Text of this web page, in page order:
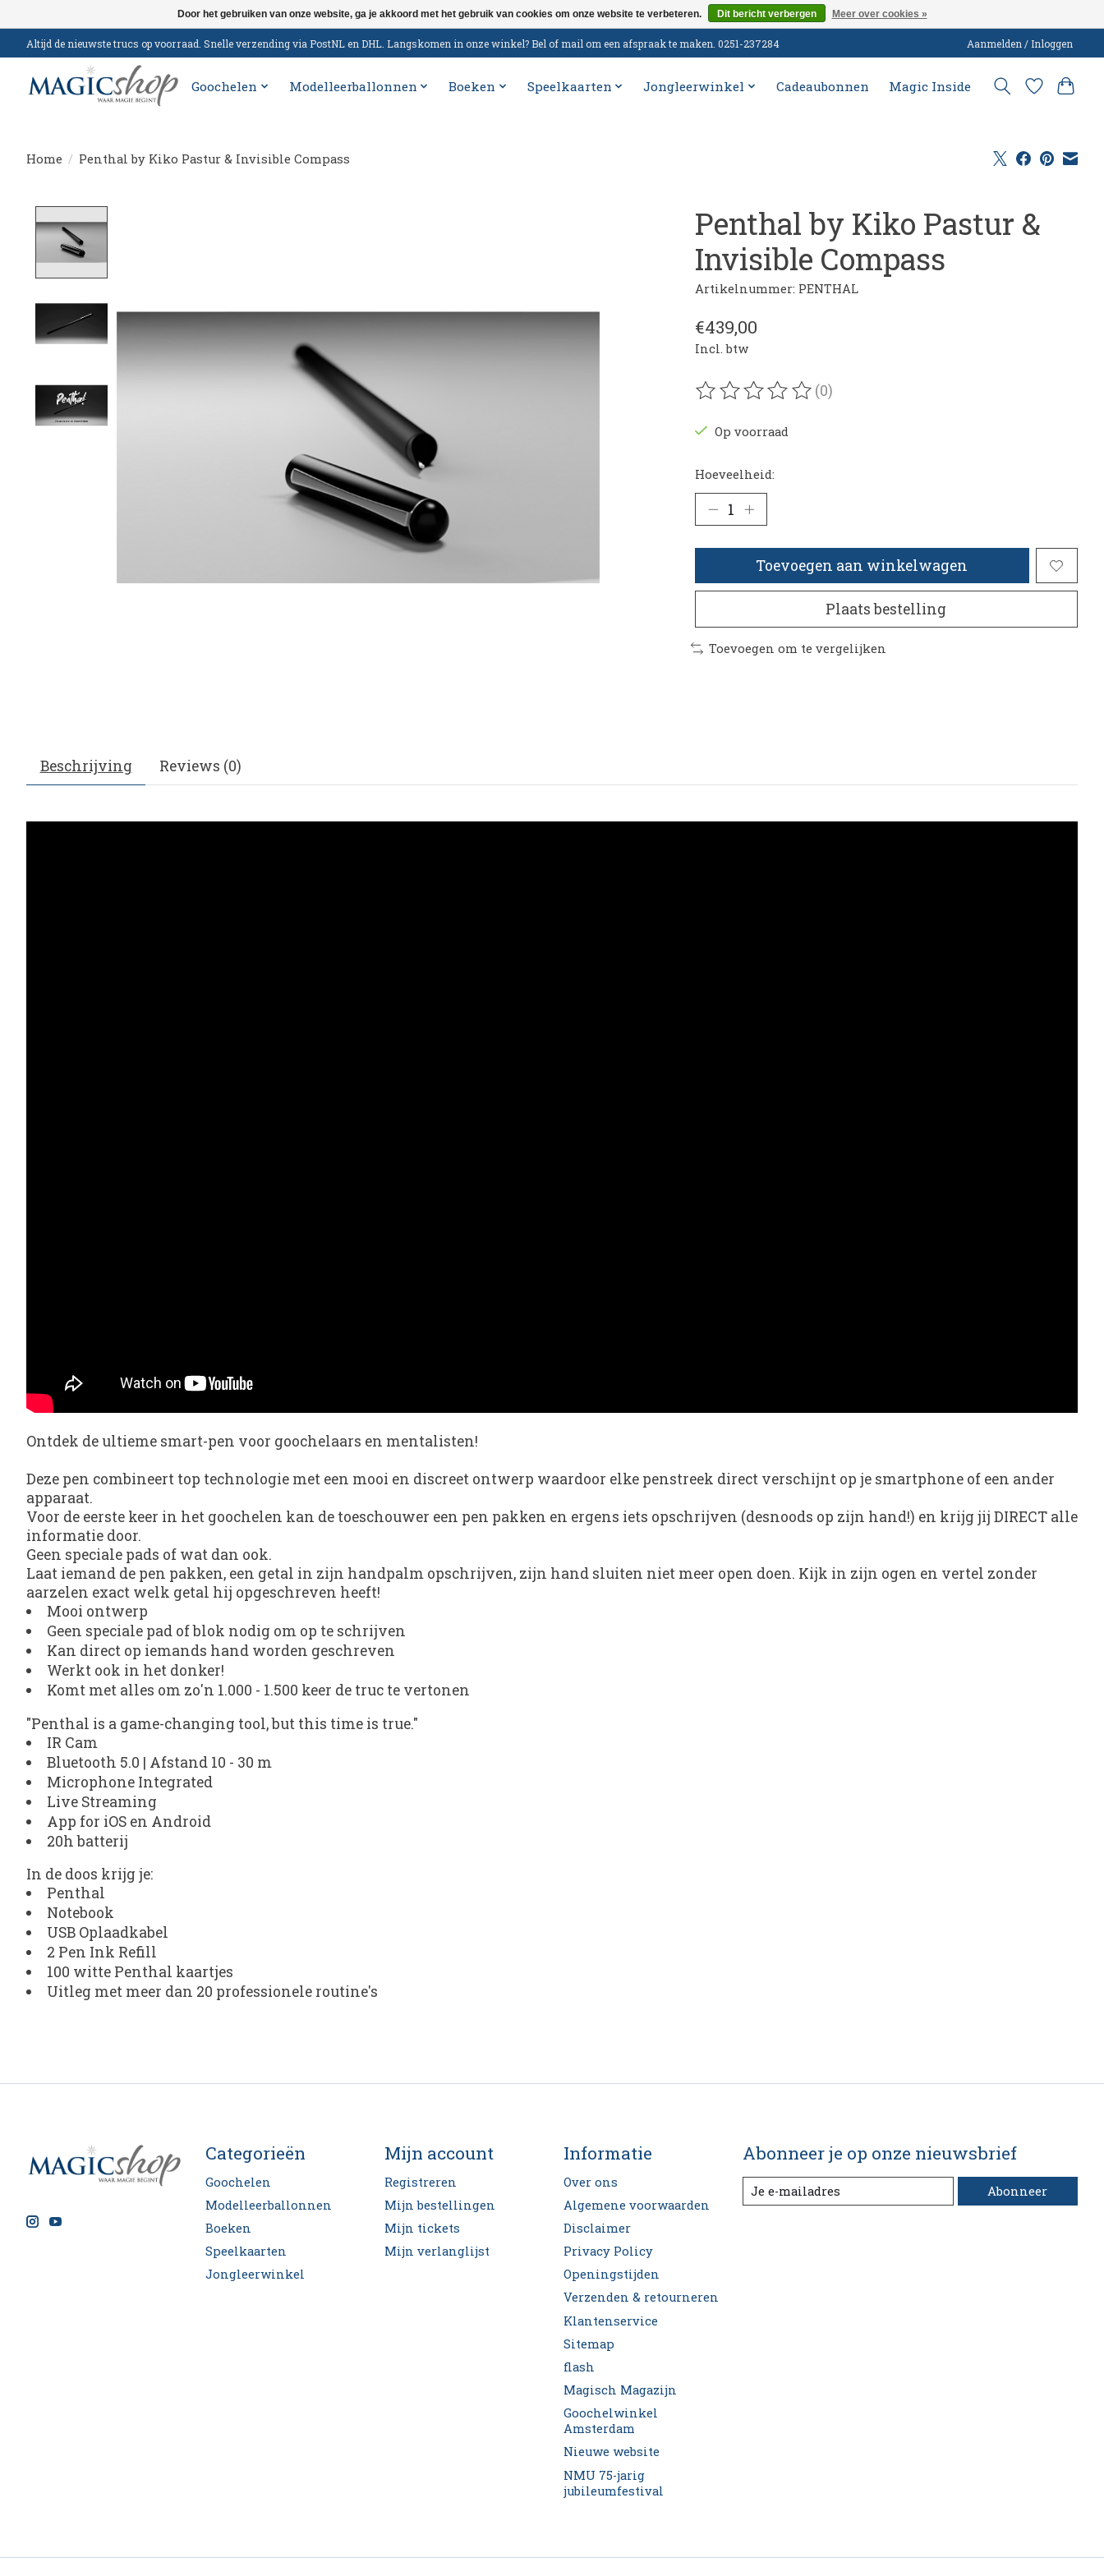
Altijd de nieuwste trucs op voorraad. Snelle verzending via PostNL en DHL. Langskomen in onze winkel? Bel of mail om een afspraak te maken. 0251-237284 Aanmelden / Inloggen
Goochelen Modelleerballonnen Boeken Speelkaarten Jongleerwinkel Cadeaubonnen Magic Inside
Home / Penthal by Kiko Pastur & Invisible Compass
Penthal by Kiko Pastur &
Invisible Compass
Artikelnummer: PENTHAL
€439,00
Incl. btw
De beoordeling van dit product is
(0)
Op voorraad
Hoeveelheid:
Toevoegen aan winkelwagen
Plaats bestelling
Toevoegen om te vergelijken
Beschrijving Reviews (0)
Ontdek de ultieme smart-pen voor goochelaars en mentalisten!
Deze pen combineert top technologie met een mooi en discreet ontwerp waardoor elke penstreek direct verschijnt op je smartphone of een ander
apparaat.
Voor de eerste keer in het goochelen kan de toeschouwer een pen pakken en ergens iets opschrijven (desnoods op zijn hand!) en krijg jij DIRECT alle
informatie door.
Geen speciale pads of wat dan ook.
Laat iemand de pen pakken, een getal in zijn handpalm opschrijven, zijn hand sluiten niet meer open doen. Kijk in zijn ogen en vertel zonder
aarzelen exact welk getal hij opgeschreven heeft!
Mooi ontwerp
Geen speciale pad of blok nodig om op te schrijven
Kan direct op iemands hand worden geschreven
Werkt ook in het donker!
Komt met alles om zo'n 1.000 - 1.500 keer de truc te vertonen
"Penthal is a game-changing tool, but this time is true."
IR Cam
Bluetooth 5.0 | Afstand 10 - 30 m
Microphone Integrated
Live Streaming
App for iOS en Android
20h batterij
In de doos krijg je:
Penthal
Notebook
USB Oplaadkabel
2 Pen Ink Refill
100 witte Penthal kaartjes
Uitleg met meer dan 20 professionele routine's
Categorieën
Goochelen
Modelleerballonnen
Boeken
Speelkaarten
Jongleerwinkel
Mijn account
Registreren
Mijn bestellingen
Mijn tickets
Mijn verlanglijst
Informatie
Over ons
Algemene voorwaarden
Disclaimer
Privacy Policy
Openingstijden
Verzenden & retourneren
Klantenservice
Sitemap
flash
Magisch Magazijn
Goochelwinkel
Amsterdam
Nieuwe website
NMU 75-jarig
jubileumfestival
Abonneer je op onze nieuwsbrief
Abonneer
Door het gebruiken van onze website, ga je akkoord met het gebruik van cookies om onze website te verbeteren. Dit bericht verbergen Meer over cookies »